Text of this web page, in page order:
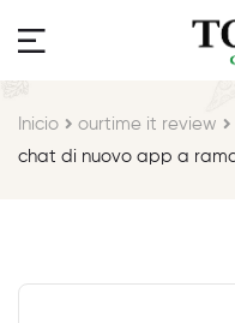
Inicio ourtime it review
chat di nuovo app a